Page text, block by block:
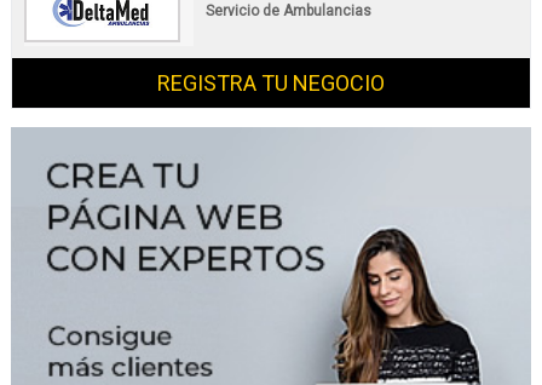
Servicio de Ambulancias
REGISTRA TU NEGOCIO